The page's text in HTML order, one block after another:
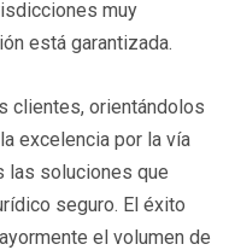
muy
está garantizada.
clientes, orientándolos
excelencia por la vía
las soluciones que
seguro. El éxito
el volumen de